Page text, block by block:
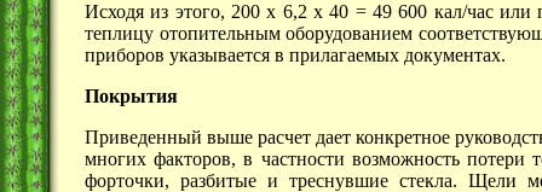
Исходя из этого, 200 x 6,2 x 40 = 49 600 кал/час или
теплицу отопительным оборудованием
приборов указывается в прилагаемых документах.
Покрытия
Приведенный выше расчет дает конкретное
многих факторов, в частности возможность потери
форточки, разбитые и треснувшие стекла.